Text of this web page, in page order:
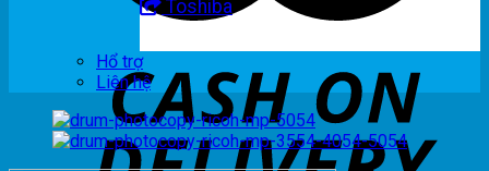
Toshiba
Hổ trợ
Liên hệ